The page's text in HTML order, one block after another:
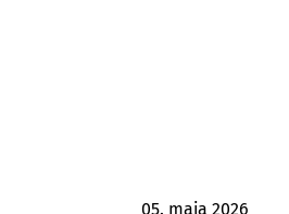
05. maja 2026